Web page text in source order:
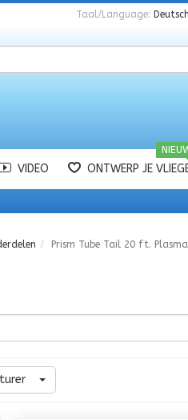
Taal/Language:
VIDEO ONTWERP JE
Prism Tube Tail 20 ft. Plasma